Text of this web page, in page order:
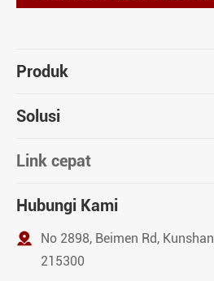
Produk
Solusi
Link cepat
Hubungi Kami

No 2898, Beimen Rd,
215300